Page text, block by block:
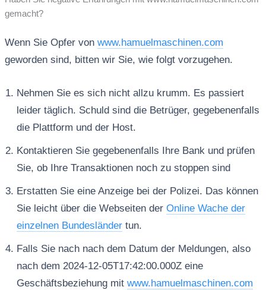
gemacht?
Wenn Sie Opfer von www.hamuelmaschinen.com
geworden sind, bitten wir Sie, wie folgt vorzugehen.
Nehmen Sie es sich nicht allzu krumm. Es passiert
leider täglich. Schuld sind die Betrüger, gegebenenfalls
die Plattform und der Host.
Kontaktieren Sie gegebenenfalls Ihre Bank und prüfen
Sie, ob Ihre Transaktionen noch zu stoppen sind
Erstatten Sie eine Anzeige bei der Polizei. Das können
Sie leicht über die Webseiten der Online Wache der
einzelnen Bundesländertun.
Falls Sie nach nach dem Datum der Meldungen, also
nach dem 2024-12-05T17:42:00.000Z eine
Geschäftsbeziehung mit www.hamuelmaschinen.com